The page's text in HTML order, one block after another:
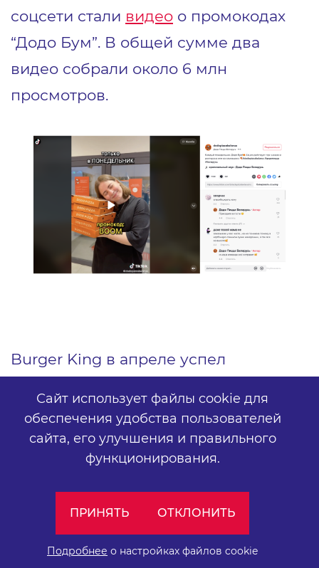
соцсети стали видео о промокодах
“Додо Бум”. В общей сумме два
видео собрали около 6 млн
просмотров.
Burger King в апреле успел
пользовались достаточно высокой
популярностью в TikTok. Самым
просматриваемым видео стал
о “картошке, которая не выжила”.
Публикация собрала около 900 тысяч
просмотров. В среднем записи
Сайт использует файлы cookie для
обеспечения удобства пользователей
сайта, его улучшения и правильного
функционирования.
ПРИНЯТЬ ОТКЛОНИТЬ
Подробнее о настройках файлов cookie